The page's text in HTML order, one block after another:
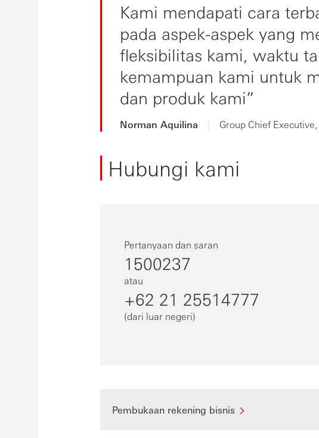
Kami mendapati cara
pada aspek-aspek yang
fleksibilitas kami, waktu
kemampuan kami untuk
dan produk kami
Norman Aquilina | Group Chief
Hubungi kami
Pertanyaan dan saran
1500237
atau
+62 21 25514777
(dari luar negeri)
Pembukaan rekening bisnis